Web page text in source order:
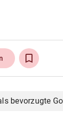
bevorzugte